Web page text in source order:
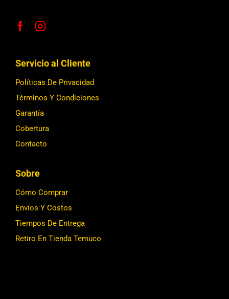
Servicio al Cliente
Políticas De Privacidad
Términos Y Condiciones
Garantía
Cobertura
Contacto
Sobre
Cómo Comprar
Envíos Y Costos
Tiempos De Entrega
Retiro En Tienda Temuco